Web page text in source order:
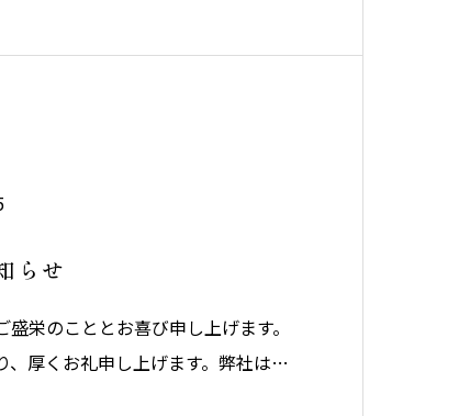
らせ
栄のこととお喜び申し上げます。
厚くお礼申し上げます。弊社は令